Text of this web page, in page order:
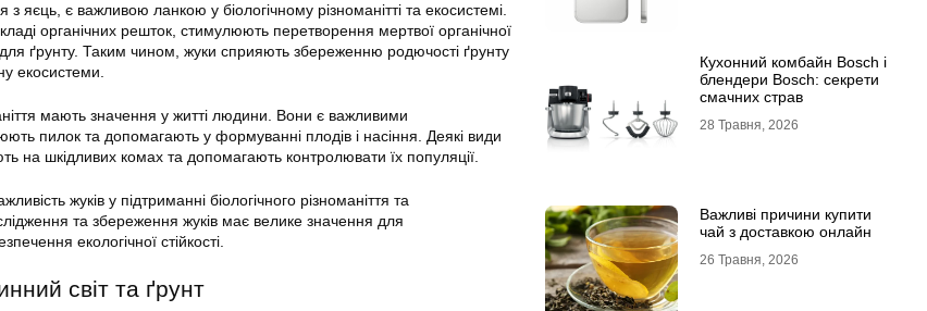
з яєць, є важливою ланкою у біологічному різноманітті та екосистемі.
органічних решток, стимулюють перетворення мертвої органічної
ґрунту. Таким чином, жуки сприяють збереженню родючості ґрунту
екосистеми.
мають значення у житті людини. Вони є важливими
пилок та допомагають у формуванні плодів і насіння. Деякі види
на шкідливих комах та допомагають контролювати їх популяції.
жуків у підтриманні біологічного різноманіття та
та збереження жуків має велике значення для
екологічної стійкості.
світ та ґрунт
Кухонний комбайн Bosch і
блендери Bosch: секрети
смачних страв
28 Травня, 2026
Важливі причини купити
чай з доставкою онлайн
26 Травня, 2026